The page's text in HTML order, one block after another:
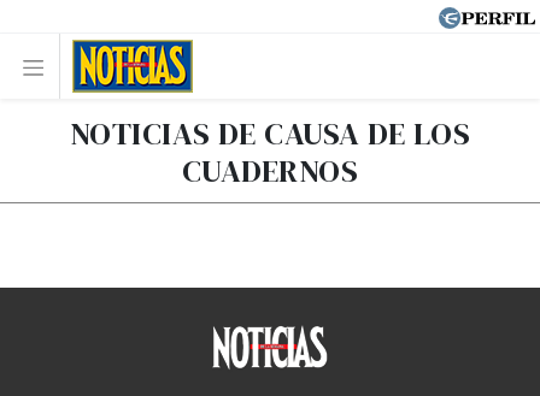
NOTICIAS DE CAUSA DE LOS
CUADERNOS